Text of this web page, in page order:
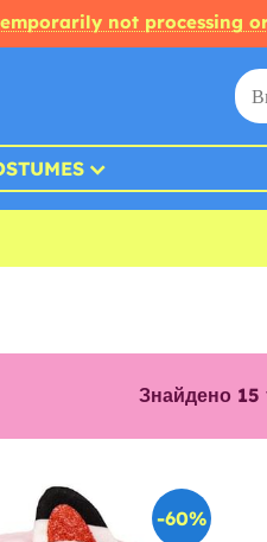
not processing
Знайдено 15
-60%